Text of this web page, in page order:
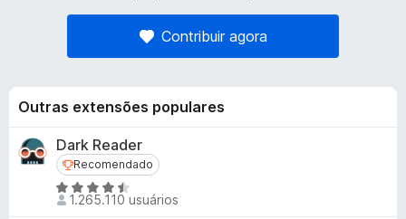
Contribuir agora
Outras extensões populares
Dark Reader
Recomendado
Recomendado
A
v
1.265.110 usuários